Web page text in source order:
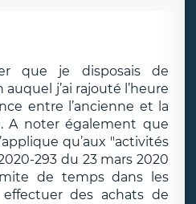
que je disposais de
j’ai rajouté l’heure
entre l’ancienne et la
A noter également que
qu’aux "activités
293 du 23 mars 2020
de temps dans les
des achats de